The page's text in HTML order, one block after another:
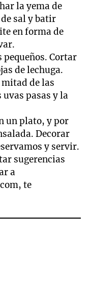
la yema de
sal y batir
en forma de
pequeños. Cortar
de lechuga.
de las
pasas y la
un plato, y por
Decorar
y servir.
sugerencias
a
, te